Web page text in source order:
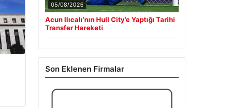
05/08/2026
Acun Ilıcalı’nın Hull City’e Yaptığı Tarihi
Transfer Hareketi
Son Eklenen Firmalar